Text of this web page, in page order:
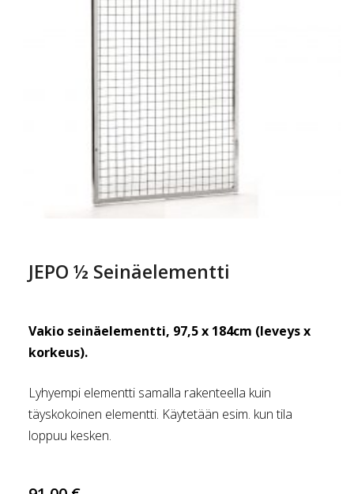
JEPO ½ Seinäelementti
Vakio seinäelementti, 97,5 x 184cm (leveys x
korkeus).
Lyhyempi elementti samalla rakenteella kuin
täyskokoinen elementti. Käytetään esim. kun tila
loppuu kesken.